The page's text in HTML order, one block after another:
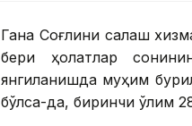
Гана Соғлиқни сақлаш
бери ҳолатлар
янгиланишда муҳим
бўлса-да, биринчи ўлим